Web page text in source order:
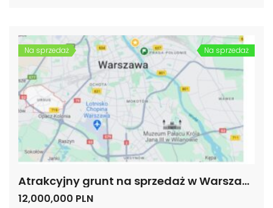
Na sprzedaż Na sprzedaż
Atrakcyjny grunt na sprzedaż w Warszawie
12,000,000 PLN